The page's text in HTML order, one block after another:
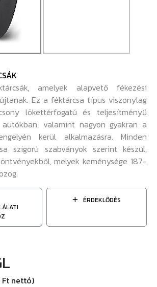
amelyek alapvető fékezési
Ez a féktárcsa típus viszonylag
lökettérfogatú és teljesítményű
valamint nagyon gyakran a
kerül alkalmazásra. Minden
szigorú szabványok szerint készül,
melyek keménysége 187-
ÉRDEKLŐDÉS
Ft nettó)